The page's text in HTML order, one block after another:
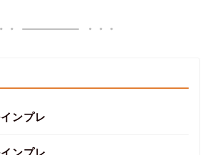
ンプレ
ンプレ